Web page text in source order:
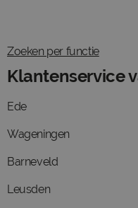
Zoeken per functie
Klantenservice
Ede
Wageningen
Barneveld
Leusden